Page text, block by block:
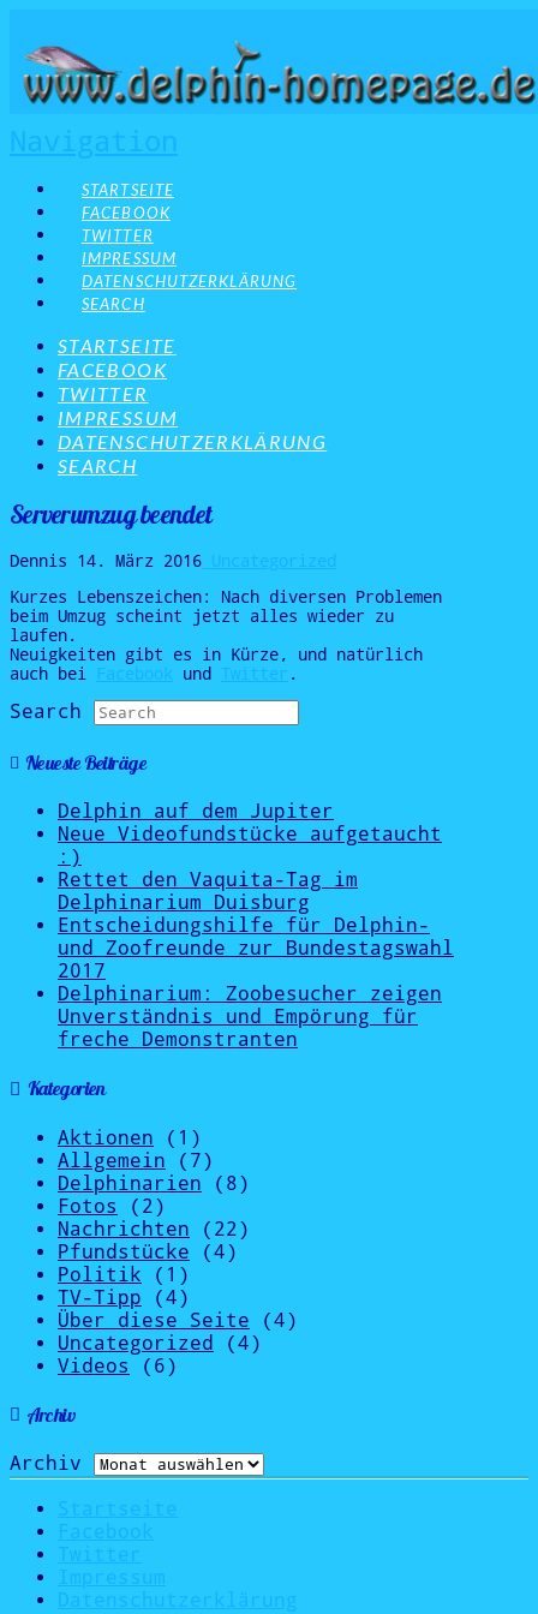
STARTSEITE
FACEBOOK
TWITTER
IMPRESSUM
DATENSCHUTZERKLÄRUNG
SEARCH
STARTSEITE
FACEBOOK
TWITTER
IMPRESSUM
DATENSCHUTZERKLÄRUNG
SEARCH
Serverumzug beendet
Dennis 14. März 2016
Kurzes Lebenszeichen: Nach diversen Problemen
beim Umzug scheint jetzt alles wieder zu
laufen.
Neuigkeiten gibt es in Kürze, und natürlich
auch bei
und .
Search
Neueste Beiträge
Delphin auf dem Jupiter
Neue Videofundstücke aufgetaucht
:)
Rettet den Vaquita-Tag im
Delphinarium Duisburg
Entscheidungshilfe für Delphin-
und Zoofreunde zur Bundestagswahl
2017
Delphinarium: Zoobesucher zeigen
Unverständnis und Empörung für
freche Demonstranten
Kategorien
Aktionen (1)
Allgemein (7)
Delphinarien (8)
Fotos
(2)
Nachrichten (22)
Pfundstücke (4)
Politik (1)
TV-Tipp (4)
Über diese Seite (4)
Uncategorized
(4)
Videos
(6)
Archiv
Archiv